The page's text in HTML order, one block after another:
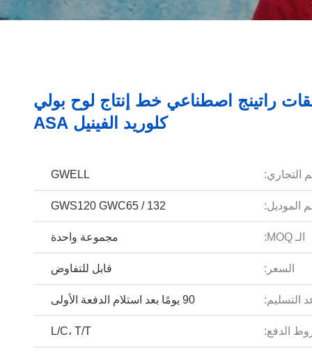
راتينج اصطناعي خط إنتاج لوح بولي
كلوريد الفينيل ASA
التجاري: GWELL
الموديل: GWS120 GWC65 / 132
الـ MOQ: مجموعة واحدة
السعر: قابل للتفاوض
التسليم: 90 يومًا بعد استلام الدفعة الأولى
الدفع: L/C، T/T